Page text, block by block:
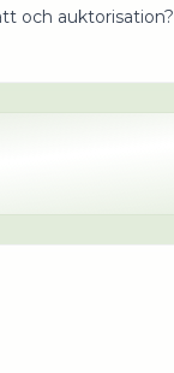
och auktorisation?